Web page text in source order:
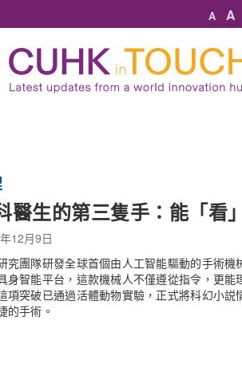
A A
醫生的第三隻手：能「看
12月9日
究團隊研發全球首個由人工智能驅動的手術
身智能平台，這款機械人不僅遵從指令，更
項突破已通過活體動物實驗，正式將科幻小
的手術。